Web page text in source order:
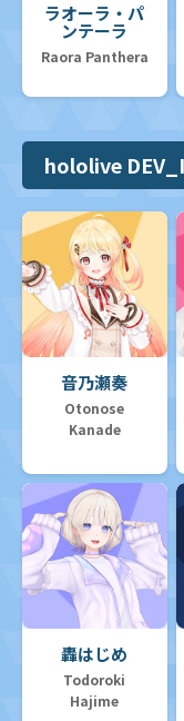
ラオーラ・パ
ンテーラ
Raora Panthera
hololive
音乃瀬奏
Otonose
Kanade
轟はじめ
Todoroki
Hajime